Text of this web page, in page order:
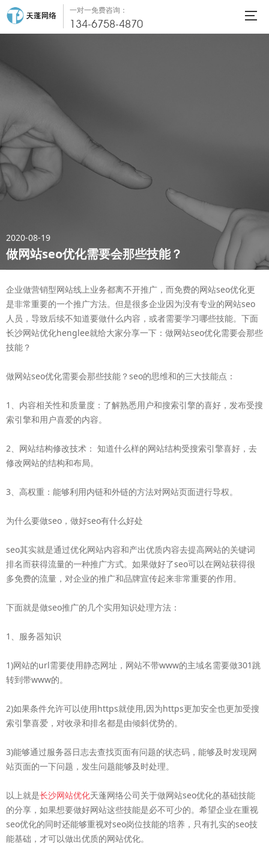
一对一免费咨询：
134-6758-4870
2020-08-19
做网站seo优化需要会那些技能？
企业做营销型网站线上业务都离不开推广，而免费的网站seo优化更
是非常重要的一个推广方法。但是很多企业因为没有专业的网站seo
人员，导致后续不知道要做什么内容，或者需要学习哪些技能。下面
长沙网站优化henglee就给大家分享一下：做网站seo优化需要会那些
技能？
做网站seo优化需要会那些技能？seo的思维和的三大技能点：
1、内容相关性和质量度：了解熟悉用户和搜索引擎的喜好，发布受搜
索引擎和用户喜爱的内容。
2、网站结构修改技术： 知道什么样的网站结构受搜索引擎喜好，去
修改网站的结构和布局。
3、高权重：能够利用内链和外链的方法对网站页面进行导权。
为什么要做seo，做好seo有什么好处
seo其实就是通过优化网站内容和产出优质内容去提高网站的关键词
排名而获得流量的一种推广方式。如果做好了seo可以在网站获得很
多免费的流量，对企业的推广和品牌宣传起来非常重要的作用。
下面就是做seo推广的几个实用知识处理方法：
1、服务器知识
1)网站的url需要使用静态网址，网站不带www的主域名需要做301跳
转到带www的。
2)如果条件允许可以使用https就使用,因为https更加安全也更加受搜
索引擎喜爱，对收录和排名都是由倾斜优势的。
3)能够通过服务器日志去查找页面有问题的状态码，能够及时发现网
站页面的一下问题，发生问题能够及时处理。
以上就是长沙网站优化天蓬网络公司关于做网站seo优化的基础技能
的分享，如果想要做好网站这些技能是必不可少的。希望企业在重视
seo优化的同时还能够重视对seo岗位技能的培养，只有扎实的seo技
能基础，才可以做出优质的网站优化。